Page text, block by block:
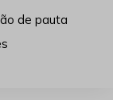
de pauta